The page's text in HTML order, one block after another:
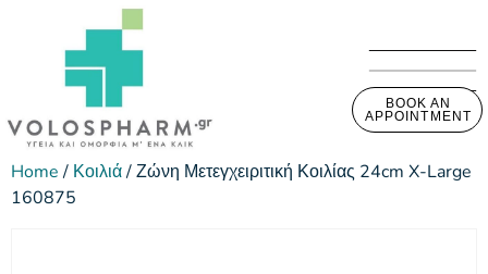
BOOK AN
APPOINTMENT
Home/ Κοιλιά/ Ζώνη Μετεγχειριτική Κοιλίας 24cm X-Large
160875